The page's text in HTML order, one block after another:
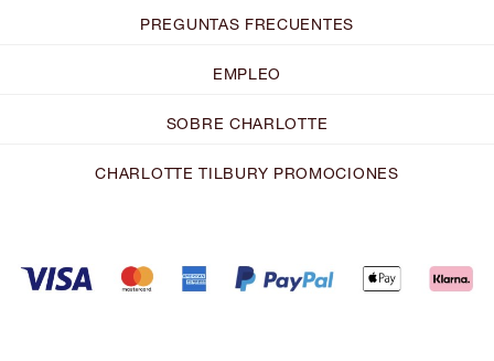
PREGUNTAS FRECUENTES
EMPLEO
SOBRE CHARLOTTE
CHARLOTTE TILBURY PROMOCIONES